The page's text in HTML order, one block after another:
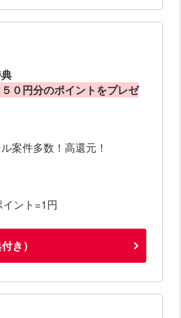
０円分のポイントをプレゼ
案件多数！高還元！
ント=1円
き）